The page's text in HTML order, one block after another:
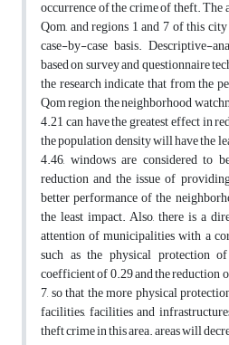
occurrence of the crime of theft. The
Qom, and regions 1 and 7 of this
case-by-case basis. Descriptive-
based on survey and questionnaire
the research indicate that from the
Qom region, the neighborhood
4.21 can have the greatest effect in
the population density will have the
4.46, windows are considered to
reduction and the issue of
better performance of the
the least impact. Also, there is a
attention of municipalities with a
such as the physical protection
coefficient of 0.29 and the reduction
7, so that the more physical
facilities, facilities and
theft crime in this area. areas will